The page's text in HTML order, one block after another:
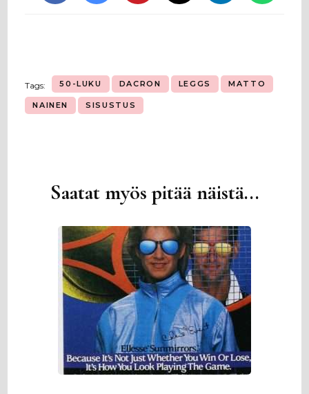
Tags: 50-LUKU DACRON LEGGS MATTO
NAINEN SISUSTUS
Artikkelien
Saatat myös pitää näistä...